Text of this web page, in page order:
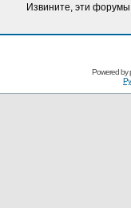
Извините, эти
Powered by